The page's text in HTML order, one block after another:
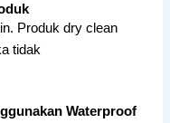
Produk dry clean
tidak
Waterproof